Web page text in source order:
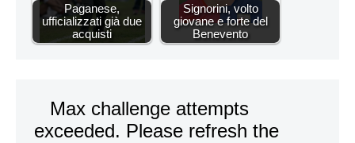
Paganese,
ufficializzati già due
acquisti
Signorini, volto
giovane e forte del
Benevento